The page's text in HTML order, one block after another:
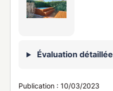
Évaluation détaillée
Publication : 10/03/2023